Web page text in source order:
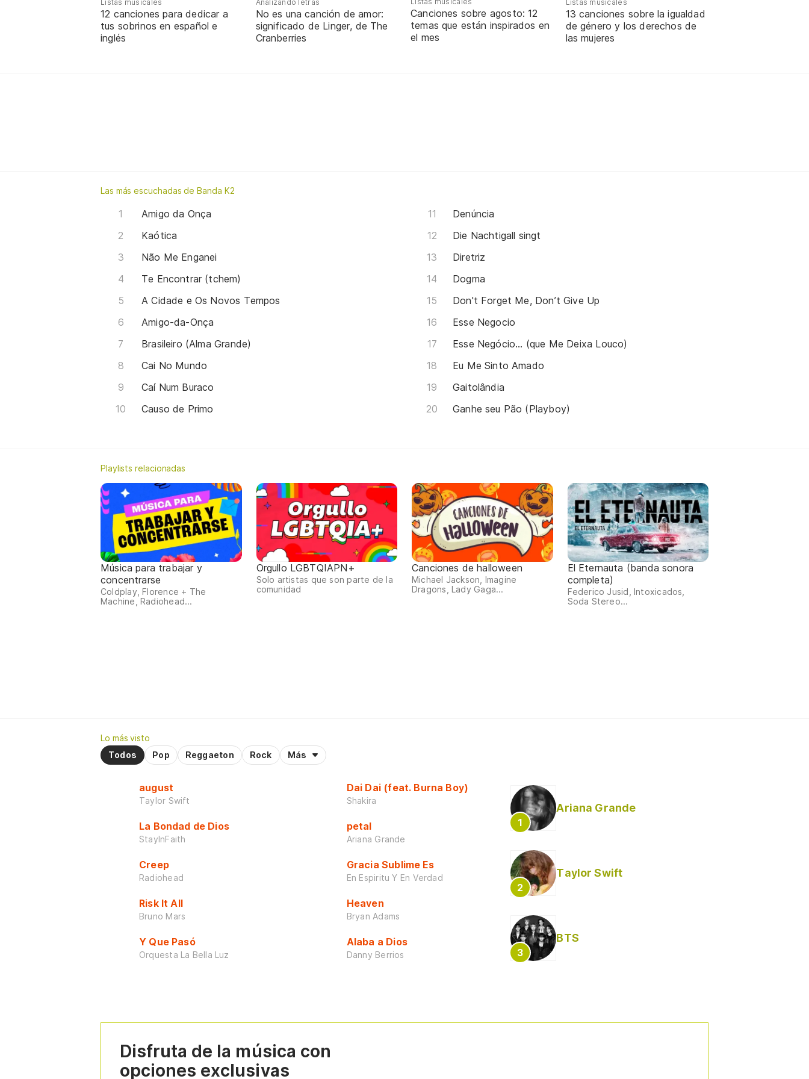
Listas musicales
12 canciones para dedicar a
tus sobrinos en español e
inglés
Analizando letras
No es una canción de amor:
significado de Linger, de The
Cranberries
Canciones sobre agosto: 12
temas que están inspirados en
el mes
Listas musicales
13 canciones sobre la igualdad
de género y los derechos de
las mujeres
Las más escuchadas de Banda K2
Amigo da Onça
Kaótica
Não Me Enganei
Te Encontrar (tchem)
A Cidade e Os Novos Tempos
Amigo-da-Onça
Brasileiro (Alma Grande)
Cai No Mundo
Caí Num Buraco
Causo de Primo
Denúncia
Die Nachtigall singt
Diretriz
Dogma
Don't Forget Me, Don’t Give Up
Esse Negocio
Esse Negócio... (que Me Deixa Louco)
Eu Me Sinto Amado
Gaitolândia
Ganhe seu Pão (Playboy)
Playlists relacionadas
Música para trabajar y
concentrarse
Coldplay, Florence + The
Machine, Radiohead...
Orgullo LGBTQIAPN+
Solo artistas que son parte de la
comunidad
Canciones de halloween
Michael Jackson, Imagine
Dragons, Lady Gaga...
El Eternauta (banda sonora
completa)
Federico Jusid, Intoxicados,
Soda Stereo...
Lo más visto
Todos
Pop Reggaeton Rock Más
august
Taylor Swift
La Bondad de Dios
StayInFaith
Creep
Radiohead
Risk It All
Bruno Mars
Y Que Pasó
Orquesta La Bella Luz
Dai Dai (feat. Burna Boy)
Shakira
petal
Ariana Grande
Gracia Sublime Es
En Espiritu Y En Verdad
Heaven
Bryan Adams
Alaba a Dios
Danny Berrios
Ariana Grande
Taylor Swift
BTS
Disfruta de la música con
opciones exclusivas